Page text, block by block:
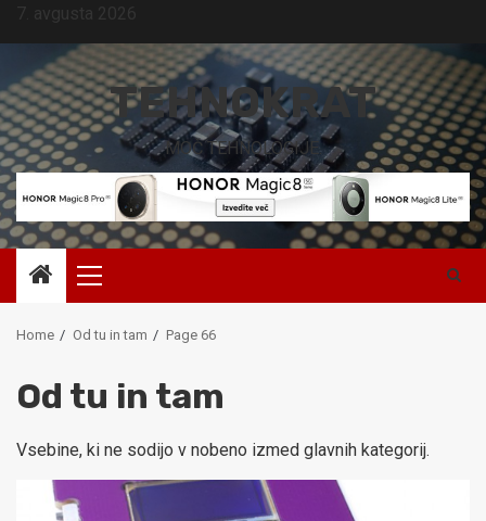
Skip
content
7. avgusta 2026
TEHNOKRAT
MOČ TEHNOLOGIJE.
Primary
Menu
Home Od tu in tam Page 66
Od tu in tam
Vsebine, ki ne sodijo v nobeno izmed glavnih kategorij.